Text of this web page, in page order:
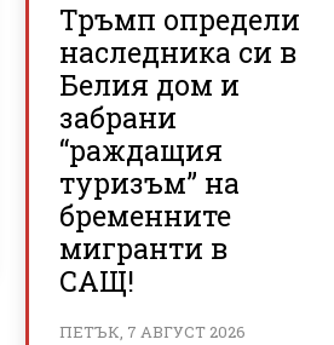
Тръмп определи
наследника си в
Белия дом и
забрани
“раждащия
туризъм” на
бременните
мигранти в
САЩ!
ПЕТЪК, 7 АВГУСТ 2026